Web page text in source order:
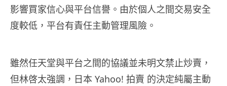
影響買家信心與平台信譽。由於個人之間交易安全
度較低，平台有責任主動管理風險。
雖然任天堂與平台之間的協議並未明文禁止炒賣，
但林啓太強調，日本 Yahoo! 拍賣 的決定純屬主動